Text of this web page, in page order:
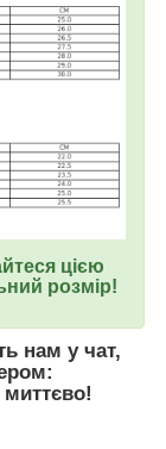
цією
розмір!
нам у чат,
: